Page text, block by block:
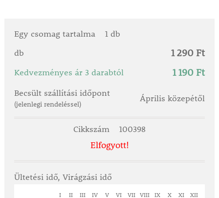
Egy csomag tartalma
1 db
db
1 290 Ft
Kedvezményes ár 3 darabtól 1 190 Ft
Becsült szállítási időpont
(jelenlegi rendeléssel)
Április közepétől
Cikkszám 100398
Elfogyott!
Ültetési idő, Virágzási idő
I II III IV V VI VII VIII IX X XI XII